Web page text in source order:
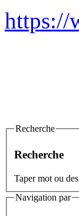
https://
Recherche
Recherche
Taper mot ou
Navigation par